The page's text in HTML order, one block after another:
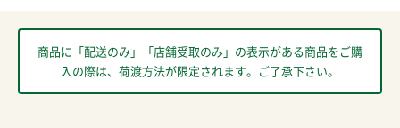
商品に「配送のみ」「店舗受取のみ」の表示がある商品をご購
入の際は、荷渡方法が限定されます。ご了承下さい。